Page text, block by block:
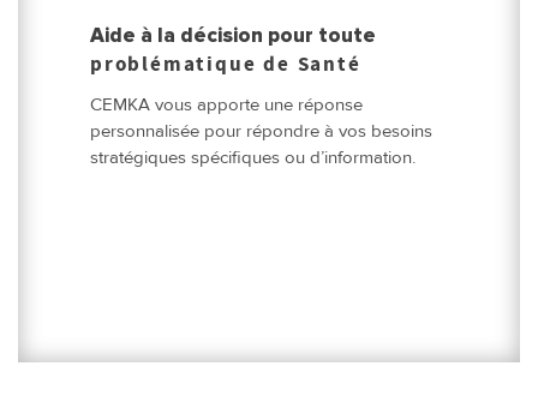
Aide à la décision pour toute
problématique de Santé
CEMKA vous apporte une réponse
personnalisée pour répondre à vos besoins
stratégiques spécifiques ou d’information.